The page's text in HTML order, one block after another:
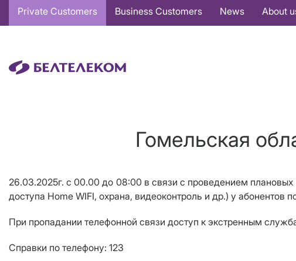
Основная
навигация
Private Customers Business Customers News About
Гомельская
26.03.2025г. с 00.00 до 08:00 в связи с проведением
доступа Home WIFI, охрана, видеоконтроль и др.) у абонентов
При пропадании телефонной связи доступ к экстренным
Справки по телефону: 123